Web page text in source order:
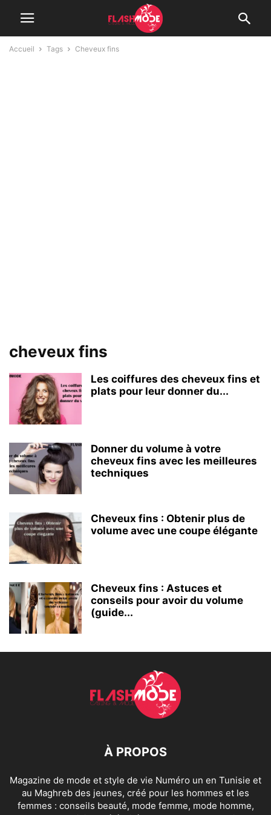
Accueil Tags Cheveux fins
cheveux fins
Les coiffures des cheveux fins et
plats pour leur donner du...
Donner du volume à votre
cheveux fins avec les meilleures
techniques
Cheveux fins : Obtenir plus de
volume avec une coupe élégante
Cheveux fins : Astuces et
conseils pour avoir du volume
(guide...
À PROPOS
Magazine de mode et style de vie Numéro un en Tunisie et
au Maghreb des jeunes, créé pour les hommes et les
femmes : conseils beauté, mode femme, mode homme,